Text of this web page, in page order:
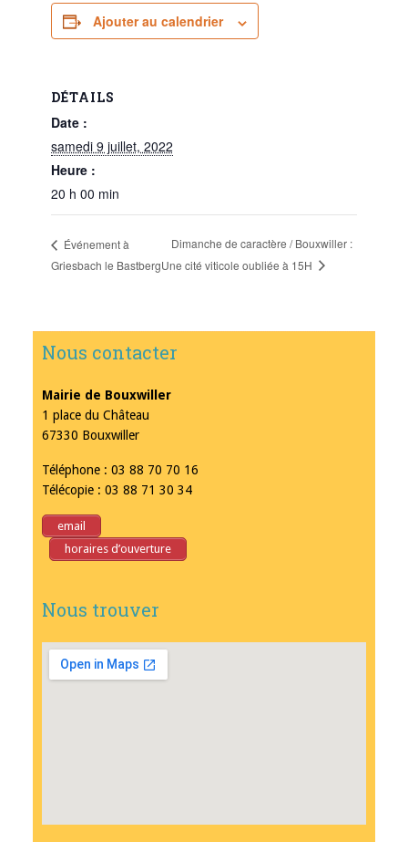
Ajouter au calendrier
DÉTAILS
Date :
samedi 9 juillet, 2022
Heure :
20 h 00 min
Événement à
Griesbach le Bastberg
Dimanche de caractère / Bouxwiller :
Une cité viticole oubliée à 15H
Nous contacter
Mairie de Bouxwiller
1 place du Château
67330 Bouxwiller
Téléphone : 03 88 70 70 16
Télécopie : 03 88 71 30 34
email
horaires d’ouverture
Nous trouver